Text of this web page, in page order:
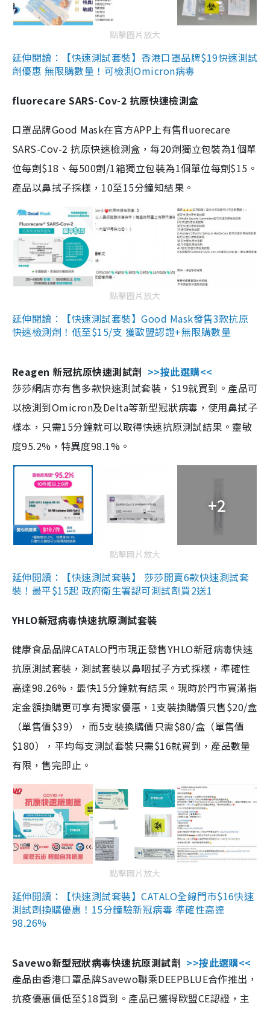
點擊圖片放大
延伸閱讀：【快速測試套裝】香港口罩品牌$19快速測試
劑優惠 無限購數量！可檢測Omicron病毒
fluorecare SARS-Cov-2 抗原快速檢測盒
口罩品牌Good Mask在官方APP上有售fluorecare
SARS-Cov-2 抗原快速檢測盒，每20劑獨立包裝為1個單
位每劑$18、每500劑/1箱獨立包裝為1個單位每劑$15。
產品以鼻拭子採樣，10至15分鐘知結果。
點擊圖片放大
延伸閱讀：【快速測試套裝】Good Mask發售3款抗原
快速檢測劑！低至$15/支 獲歐盟認證+無限購數量
Reagen 新冠抗原快速測試劑 >>按此選購<<
莎莎網店亦有售多款快速測試套裝，$19就買到。產品可
以檢測到Omicron及Delta等新型冠狀病毒，使用鼻拭子
樣本，只需15分鐘就可以取得快速抗原測試結果。靈敏
度95.2%，特異度98.1%。
+2
點擊圖片放大
延伸閱讀：【快速測試套裝】 莎莎開賣6款快速測試套
裝！最平$15起 政府衛生署認可測試劑買2送1
YHLO新冠病毒快速抗原測試套裝
健康食品品牌CATALO門市現正發售YHLO新冠病毒快速
抗原測試套裝，測試套裝以鼻咽拭子方式採樣，準確性
高達98.26%，最快15分鐘就有結果。現時於門市買滿指
定金額換購更可享有獨家優惠，1支裝換購價只售$20/盒
（單售價$39），而5支裝換購價只需$80/盒（單售價
$180），平均每支測試套裝只需$16就買到，產品數量
有限，售完即止。
點擊圖片放大
延伸閱讀：【快速測試套裝】CATALO全線門市$16快速
測試劑換購優惠！15分鐘驗新冠病毒 準確性高達
98.26%
Savewo新型冠狀病毒快速抗原測試劑 >>按此選購<<
產品由香港口罩品牌Savewo聯乘DEEPBLUE合作推出，
抗疫優惠價低至$18買到。產品已獲得歐盟CE認證，主